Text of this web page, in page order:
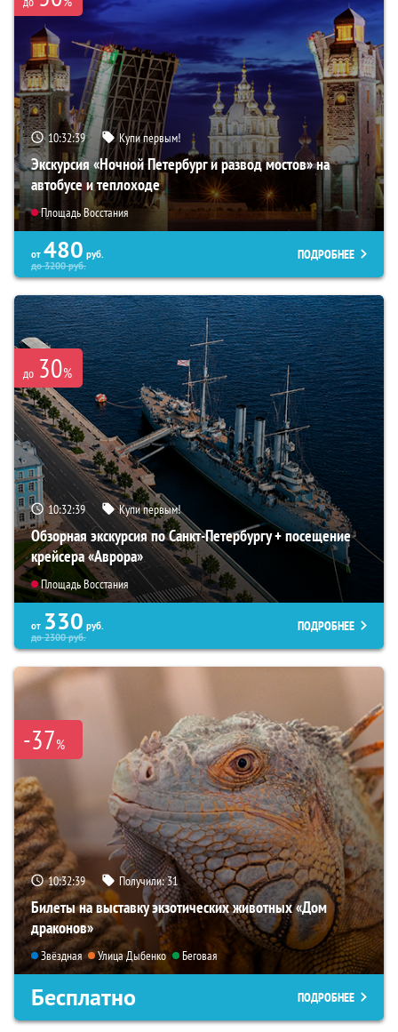
10:32:38 Купи первым!
Экскурсия «Ночной Петербург и развод мостов» на
автобусе и теплоходе
Площадь Восстания
от 480 руб.
до3200руб.
ПОДРОБНЕЕ
до 30%
10:32:38 Купи первым!
Обзорная экскурсия по Санкт-Петербургу + посещение
крейсера «Аврора»
Площадь Восстания
от 330 руб.
до2300руб.
ПОДРОБНЕЕ
-37%
10:32:38 Получили:31
Билеты на выставку экзотических животных «Дом
драконов»
Звёздная Улица Дыбенко Беговая
Бесплатно ПОДРОБНЕЕ